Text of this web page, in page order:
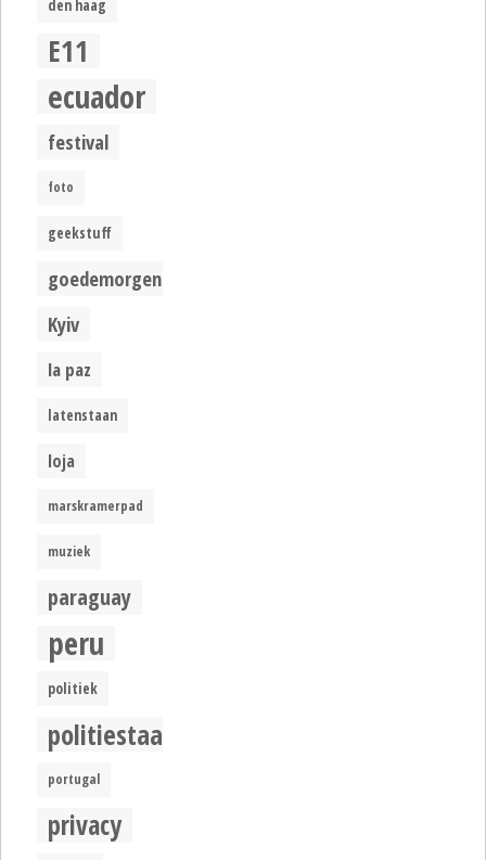
den haag
E11
ecuador
festival
foto
geekstuff
goedemorgen
Kyiv
la paz
latenstaan
loja
marskramerpad
muziek
paraguay
peru
politiek
politiestaat
portugal
privacy